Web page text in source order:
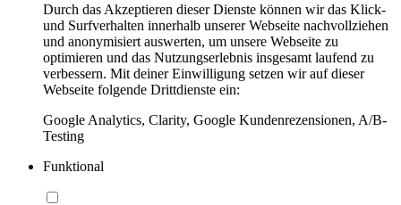
Durch das Akzeptieren dieser Dienste können wir das Klick-
und Surfverhalten innerhalb unserer Webseite nachvollziehen
und anonymisiert auswerten, um unsere Webseite zu
optimieren und das Nutzungserlebnis insgesamt laufend zu
verbessern. Mit deiner Einwilligung setzen wir auf dieser
Webseite folgende Drittdienste ein:
Google Analytics, Clarity, Google Kundenrezensionen, A/B-
Testing
Funktional